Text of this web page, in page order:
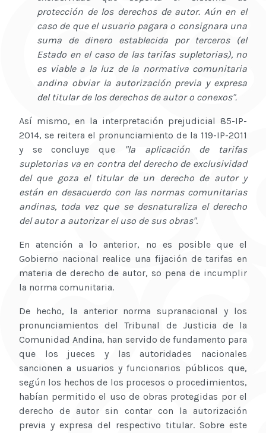
protección de los derechos de autor. Aún en el
caso de que el usuario pagara o consignara una
suma de dinero establecida por terceros (el
Estado en el caso de las tarifas supletorias), no
es viable a la luz de la normativa comunitaria
andina obviar la autorización previa y expresa
del titular de los derechos de autor o conexos".
Así mismo, en la interpretación prejudicial 85-IP-
2014, se reitera el pronunciamiento de la 119-IP-2011
y se concluye que
"la aplicación de tarifas
supletorias va en contra del derecho de exclusividad
del que goza el titular de un derecho de autor y
están en desacuerdo con las normas comunitarias
andinas, toda vez que se desnaturaliza el derecho
del autor a autorizar el uso de sus obras".
En atención a lo anterior, no es posible que el
Gobierno nacional realice una fijación de tarifas en
materia de derecho de autor, so pena de incumplir
la norma comunitaria.
De hecho, la anterior norma supranacional y los
pronunciamientos del Tribunal de Justicia de la
Comunidad Andina, han servido de fundamento para
que los jueces y las autoridades nacionales
sancionen a usuarios y funcionarios públicos que,
según los hechos de los procesos o procedimientos,
habían permitido el uso de obras protegidas por el
derecho de autor sin contar con la autorización
previa y expresa del respectivo titular. Sobre este